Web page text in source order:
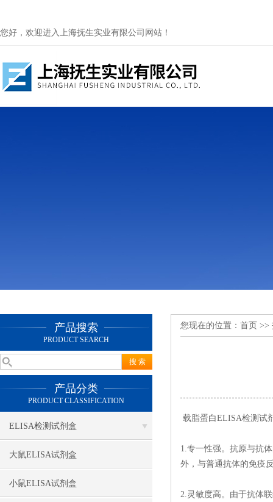
您好，欢迎进入上海抚生实业有限公司网站！
产品搜索
PRODUCT SEARCH
产品分类
PRODUCT CLASSIFICATION
ELISA检测试剂盒
大鼠ELISA试剂盒
小鼠ELISA试剂盒
您现在的位置： 首页 >>
载脂蛋白ELISA检测试
1.专一性强。抗原与抗
外，与普通抗体的免疫
2.灵敏度高。由于抗体